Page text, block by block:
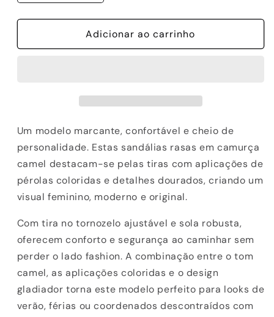
a
quantidade
SANDALIAS
a
quantidade
de
SANDALIAS
Adicionar ao carrinho
Um modelo marcante, confortável e cheio de
personalidade. Estas sandálias rasas em camurça
camel destacam-se pelas tiras com aplicações de
pérolas coloridas e detalhes dourados, criando um
visual feminino, moderno e original.
Com tira no tornozelo ajustável e sola robusta,
oferecem conforto e segurança ao caminhar sem
perder o lado fashion. A combinação entre o tom
camel, as aplicações coloridas e o design
gladiador torna este modelo perfeito para looks de
verão, férias ou coordenados descontraídos com